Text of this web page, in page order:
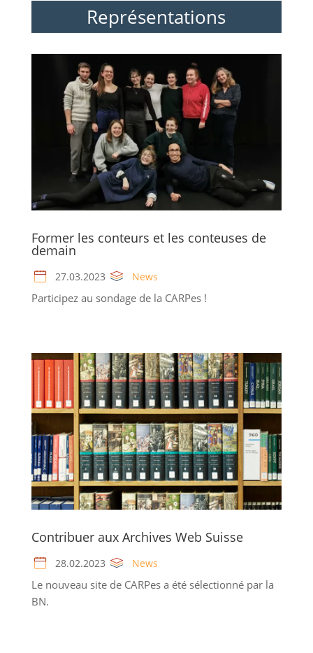
Représentations
Former les conteurs et les conteuses de
demain
27.03.2023 News
Participez au sondage de la CARPes !
Contribuer aux Archives Web Suisse
28.02.2023 News
Le nouveau site de CARPes a été sélectionné par la
BN.